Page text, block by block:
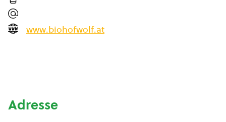
www.biohofwolf.at
Adresse